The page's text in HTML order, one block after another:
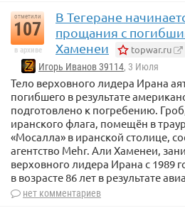
отметили
107
в архиве
В Тегеране
прощания с
Хаменеи
topwar.ru
Игорь Иванов 39114, 3 Июля
Тело верховного лидера Ирана
погибшего в результате
подготовлено к погребению.
иранского флага, помещён в
«Мосалла» в иранской столице,
агентство Mehr. Али Хаменеи,
верховного лидера Ирана с 1989
в возрасте 86 лет в результате
нет комментариев